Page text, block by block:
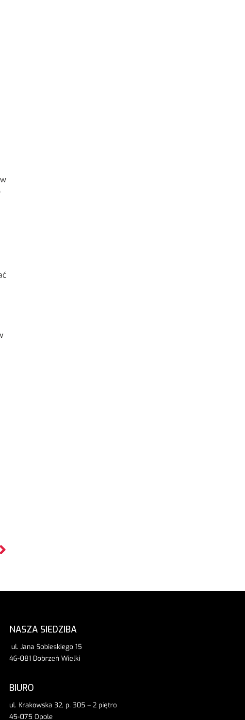
NASZA SIEDZIBA
ul. Jana Sobieskiego 15
46-081 Dobrzeń Wielki
BIURO
ul. Krakowska 32, p. 305 – 2 piętro
45-075 Opole